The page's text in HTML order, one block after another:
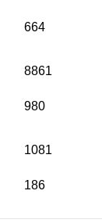
664
8861
980
1081
186